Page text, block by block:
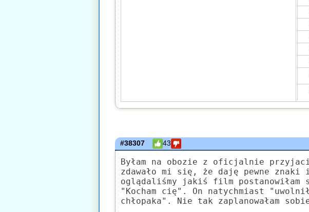
#38307 43
Byłam na obozie z oficjalnie
zdawało mi się, że daję pewne znaki
oglądaliśmy jakiś film
"Kocham cię". On natychmiast
chłopaka". Nie tak zaplanowałam